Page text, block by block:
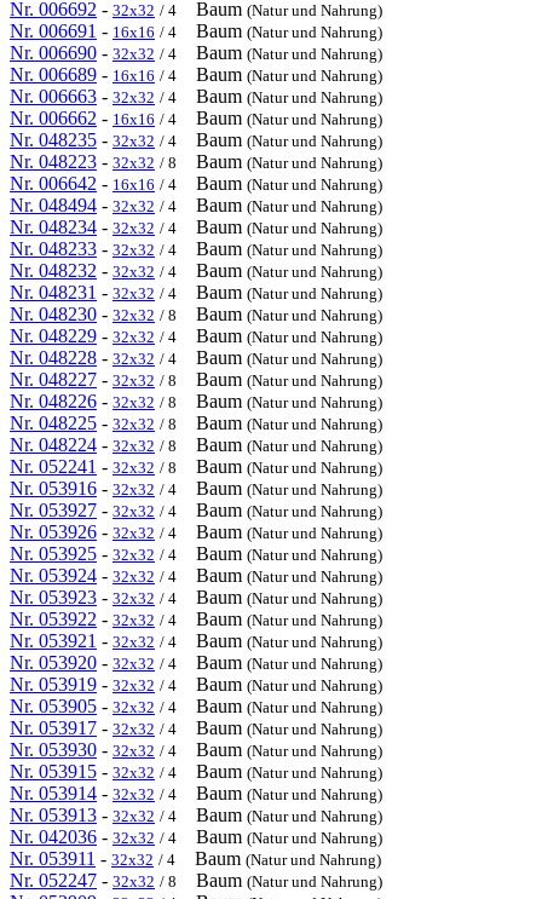
Nr. 006692 - 32x32 / 4 Baum (Natur und Nahrung)
Nr. 006691 - 16x16 / 4 Baum (Natur und Nahrung)
Nr. 006690 - 32x32 / 4 Baum (Natur und Nahrung)
Nr. 006689 - 16x16 / 4 Baum (Natur und Nahrung)
Nr. 006663 - 32x32 / 4 Baum (Natur und Nahrung)
Nr. 006662 - 16x16 / 4 Baum (Natur und Nahrung)
Nr. 048235 - 32x32 / 4 Baum (Natur und Nahrung)
Nr. 048223 - 32x32 / 8 Baum (Natur und Nahrung)
Nr. 006642 - 16x16 / 4 Baum (Natur und Nahrung)
Nr. 048494 - 32x32 / 4 Baum (Natur und Nahrung)
Nr. 048234 - 32x32 / 4 Baum (Natur und Nahrung)
Nr. 048233 - 32x32 / 4 Baum (Natur und Nahrung)
Nr. 048232 - 32x32 / 4 Baum (Natur und Nahrung)
Nr. 048231 - 32x32 / 4 Baum (Natur und Nahrung)
Nr. 048230 - 32x32 / 8 Baum (Natur und Nahrung)
Nr. 048229 - 32x32 / 4 Baum (Natur und Nahrung)
Nr. 048228 - 32x32 / 4 Baum (Natur und Nahrung)
Nr. 048227 - 32x32 / 8 Baum (Natur und Nahrung)
Nr. 048226 - 32x32 / 8 Baum (Natur und Nahrung)
Nr. 048225 - 32x32 / 8 Baum (Natur und Nahrung)
Nr. 048224 - 32x32 / 8 Baum (Natur und Nahrung)
Nr. 052241 - 32x32 / 8 Baum (Natur und Nahrung)
Nr. 053916 - 32x32 / 4 Baum (Natur und Nahrung)
Nr. 053927 - 32x32 / 4 Baum (Natur und Nahrung)
Nr. 053926 - 32x32 / 4 Baum (Natur und Nahrung)
Nr. 053925 - 32x32 / 4 Baum (Natur und Nahrung)
Nr. 053924 - 32x32 / 4 Baum (Natur und Nahrung)
Nr. 053923 - 32x32 / 4 Baum (Natur und Nahrung)
Nr. 053922 - 32x32 / 4 Baum (Natur und Nahrung)
Nr. 053921 - 32x32 / 4 Baum (Natur und Nahrung)
Nr. 053920 - 32x32 / 4 Baum (Natur und Nahrung)
Nr. 053919 - 32x32 / 4 Baum (Natur und Nahrung)
Nr. 053905 - 32x32 / 4 Baum (Natur und Nahrung)
Nr. 053917 - 32x32 / 4 Baum (Natur und Nahrung)
Nr. 053930 - 32x32 / 4 Baum (Natur und Nahrung)
Nr. 053915 - 32x32 / 4 Baum (Natur und Nahrung)
Nr. 053914 - 32x32 / 4 Baum (Natur und Nahrung)
Nr. 053913 - 32x32 / 4 Baum (Natur und Nahrung)
Nr. 042036 - 32x32 / 4 Baum (Natur und Nahrung)
Nr. 053911 - 32x32 / 4 Baum (Natur und Nahrung)
Nr. 052247 - 32x32 / 8 Baum (Natur und Nahrung)